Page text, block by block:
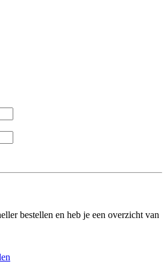
bestellen en heb je een overzicht van